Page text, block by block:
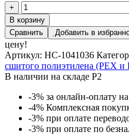
+
Количество
товара
Тройник
90°
редукционный
16×20×16
В корзину
Сравнить
Добавить в
цену!
Артикул: НС-1041036
сшитого полиэтилена (PEX и
В наличии на складе Р2
-3% за онлайн-оплату
-4% Комплексная
-3% при оплате
-3% при оплате по